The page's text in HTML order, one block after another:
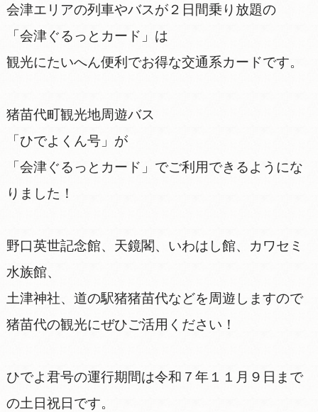
会津エリアの列車やバスが２日間乗り放題の
「会津ぐるっとカード」は
観光にたいへん便利でお得な交通系カードです。
猪苗代町観光地周遊バス
「ひでよくん号」が
「会津ぐるっとカード」でご利用できるようにな
りました！
野口英世記念館、天鏡閣、いわはし館、カワセミ
水族館、
土津神社、道の駅猪猪苗代などを周遊しますので
猪苗代の観光にぜひご活用ください！
ひでよ君号の運行期間は令和７年１１月９日まで
の土日祝日です。